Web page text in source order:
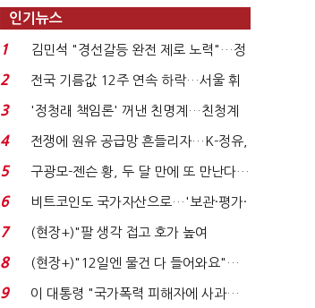
인기뉴스
1
김민석 "경선갈등 완전 제로 노력"…정
청래 "반명 공세 사...
2
전국 기름값 12주 연속 하락…서울 휘
발윳값 1909원...
3
'정청래 책임론' 꺼낸 친명계…친청계
는 추가투표 때리기...
4
전쟁에 원유 공급망 흔들리자…K-정유,
에너지안보 핵심...
5
구광모-젠슨 황, 두 달 만에 또 만난다…
로봇·AI 등 논...
6
비트코인도 국가자산으로…'보관·평가·
처분' 기준은 ...
7
(현장+)"팔 생각 접고 호가 높여
요"…'덜 똘똘한 한 채' 20...
8
(현장+)"12일엔 물건 다 들어와요"…
빈 매대 채우며 문 연 ...
9
이 대통령 "국가폭력 피해자에 사과…